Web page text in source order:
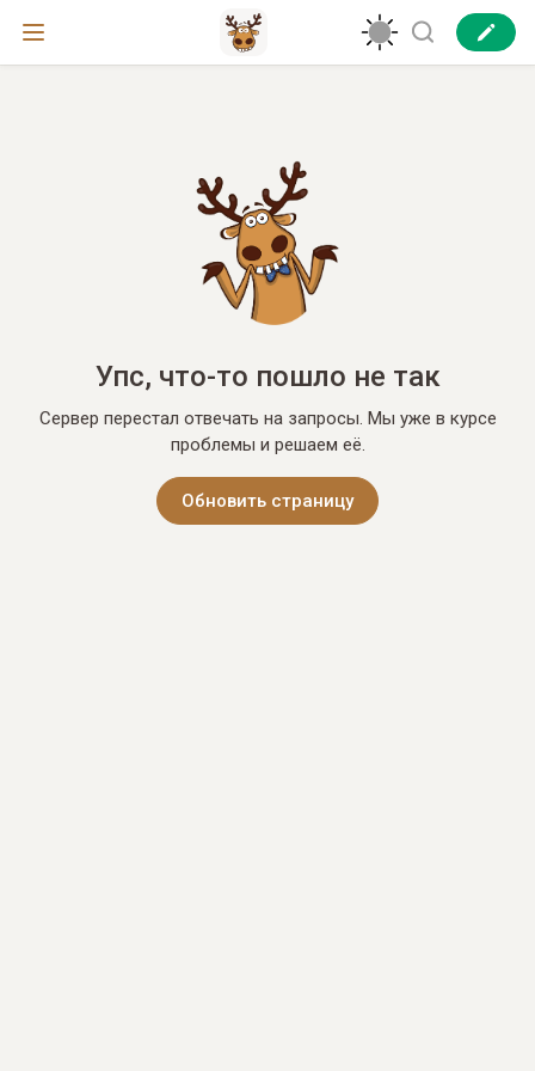
Упс, что-то пошло не так
Сервер перестал отвечать на запросы. Мы уже в курсе
проблемы и решаем её.
Обновить страницу